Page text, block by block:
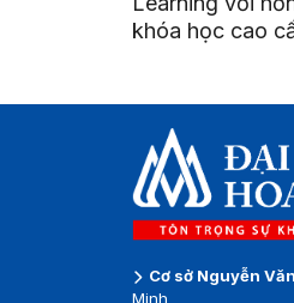
khóa học cao
Cơ sở Nguyễn
Minh